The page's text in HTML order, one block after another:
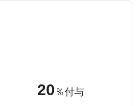
20 ％付与